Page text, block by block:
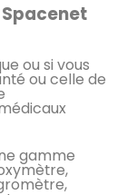
ou si vous
ou celle de
gamme